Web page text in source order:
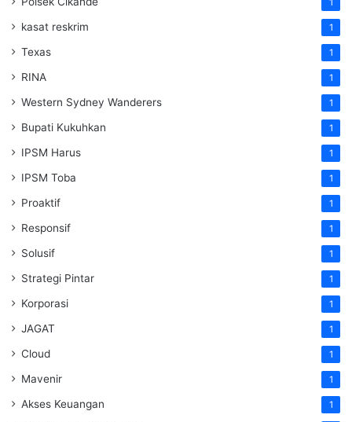
1
kasat reskrim 1
Texas 1
RINA 1
Western Sydney Wanderers 1
Bupati Kukuhkan 1
IPSM Harus 1
IPSM Toba 1
Proaktif 1
Responsif 1
Solusif 1
Strategi Pintar 1
Korporasi 1
JAGAT 1
Cloud 1
Mavenir 1
Akses Keuangan 1